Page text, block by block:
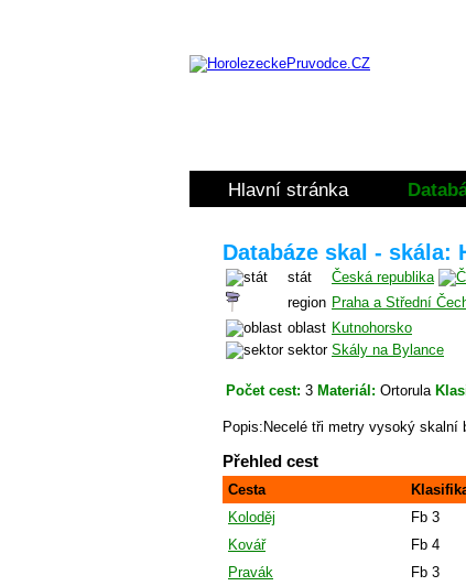
Hlavní stránka
Databáze skal - skála:
stát
Česká republika
region Praha a Střední
oblast Kutnohorsko
sektor Skály na Bylance
Počet cest: 3 Materiál: Ortorula
Popis:Necelé tři metry vysoký skalní
Přehled cest
Cesta
Koloděj
Fb 3
Kovář
Fb 4
Pravák
Fb 3